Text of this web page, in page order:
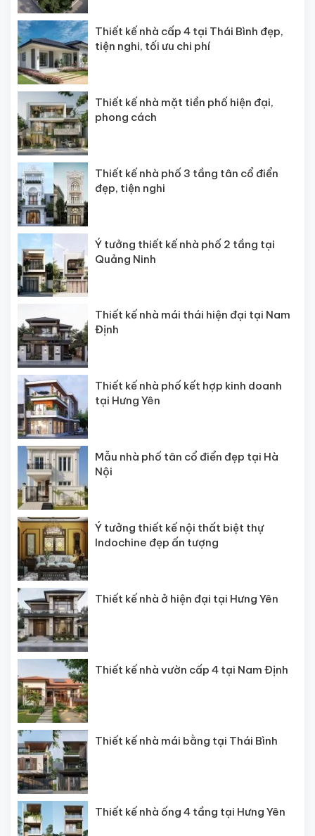
Thiết kế nhà cấp 4 tại Thái Bình đẹp,
tiện nghi, tối ưu chi phí
Thiết kế nhà mặt tiền phố hiện đại,
phong cách
Thiết kế nhà phố 3 tầng tân cổ điển
đẹp, tiện nghi
Ý tưởng thiết kế nhà phố 2 tầng tại
Quảng Ninh
Thiết kế nhà mái thái hiện đại tại Nam
Định
Thiết kế nhà phố kết hợp kinh doanh
tại Hưng Yên
Mẫu nhà phố tân cổ điển đẹp tại Hà
Nội
Ý tưởng thiết kế nội thất biệt thự
Indochine đẹp ấn tượng
Thiết kế nhà ở hiện đại tại Hưng Yên
Thiết kế nhà vườn cấp 4 tại Nam Định
Thiết kế nhà mái bằng tại Thái Bình
Thiết kế nhà ống 4 tầng tại Hưng Yên